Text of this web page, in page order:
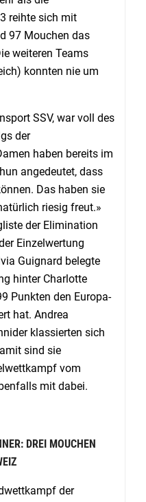
reihte sich mit
97 Mouchen das
weiteren Teams
konnten nie um
SSV, war voll des
der
haben bereits im
angedeutet, dass
Das haben sie
riesig freut.»
der Elimination
Einzelwertung
Guignard belegte
hinter Charlotte
Punkten den Europa-
hat. Andrea
klassierten sich
sind sie
vom
mit dabei.
DREI MOUCHEN
der